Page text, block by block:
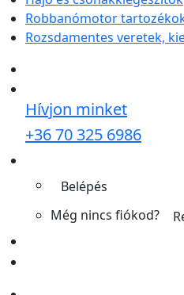
Robbanómotor
Rozsdamentes veretek,
Hívjon minket
+36 70 325 6986
Belépés
Még nincs fiókod?